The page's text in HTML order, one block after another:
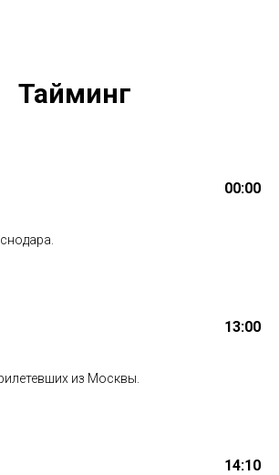
Тайминг
00:00
13:00
из Москвы.
14:10